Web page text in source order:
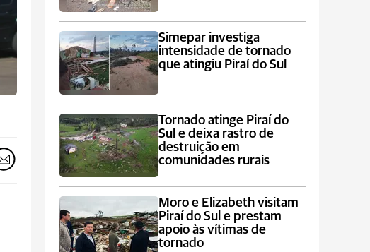
Simepar investiga
intensidade de tornado
que atingiu Piraí do Sul
Tornado atinge Piraí do
Sul e deixa rastro de
destruição em
comunidades rurais
Moro e Elizabeth visitam
Piraí do Sul e prestam
apoio às vítimas de
tornado